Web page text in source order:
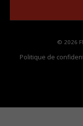
© 2026
Politique de